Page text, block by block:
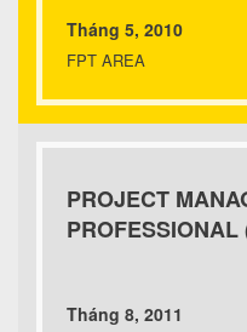
Tháng 5, 2010
FPT AREA
PROJECT
PROFESSIONAL
Tháng 8, 2011